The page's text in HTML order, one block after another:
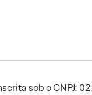
sob o